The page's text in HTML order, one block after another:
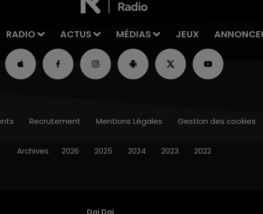
RADIO ACTUS MÉDIAS JEUX
Dai Dai
Recrutement Mentions Légales Gestion des cookies
Archives 2026 2025 2024 2023 2022